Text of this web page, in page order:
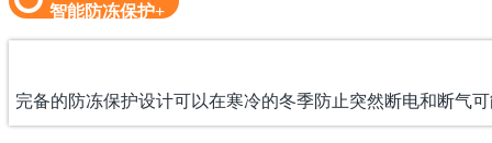
智能防冻保护+
完备的防冻保护设计可以在寒冷的冬季防止突然断电和断气